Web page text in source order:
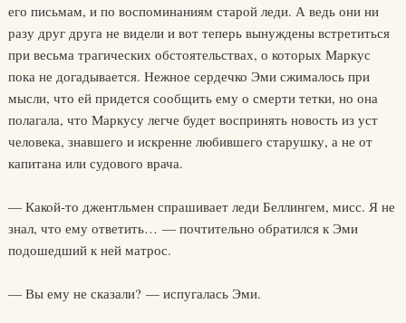
его письмам, и по воспоминаниям старой леди. А ведь они ни
разу друг друга не видели и вот теперь вынуждены встретиться
при весьма трагических обстоятельствах, о которых Маркус
пока не догадывается. Нежное сердечко Эми сжималось при
мысли, что ей придется сообщить ему о смерти тетки, но она
полагала, что Маркусу легче будет воспринять новость из уст
человека, знавшего и искренне любившего старушку, а не от
капитана или судового врача.
— Какой-то джентльмен спрашивает леди Беллингем, мисс. Я не
знал, что ему ответить… — почтительно обратился к Эми
подошедший к ней матрос.
— Вы ему не сказали? — испугалась Эми.